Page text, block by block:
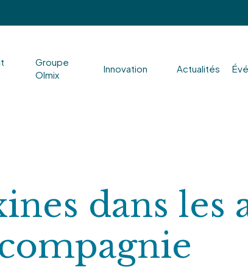
Groupe
Olmix
Innovation Actualités
dans les